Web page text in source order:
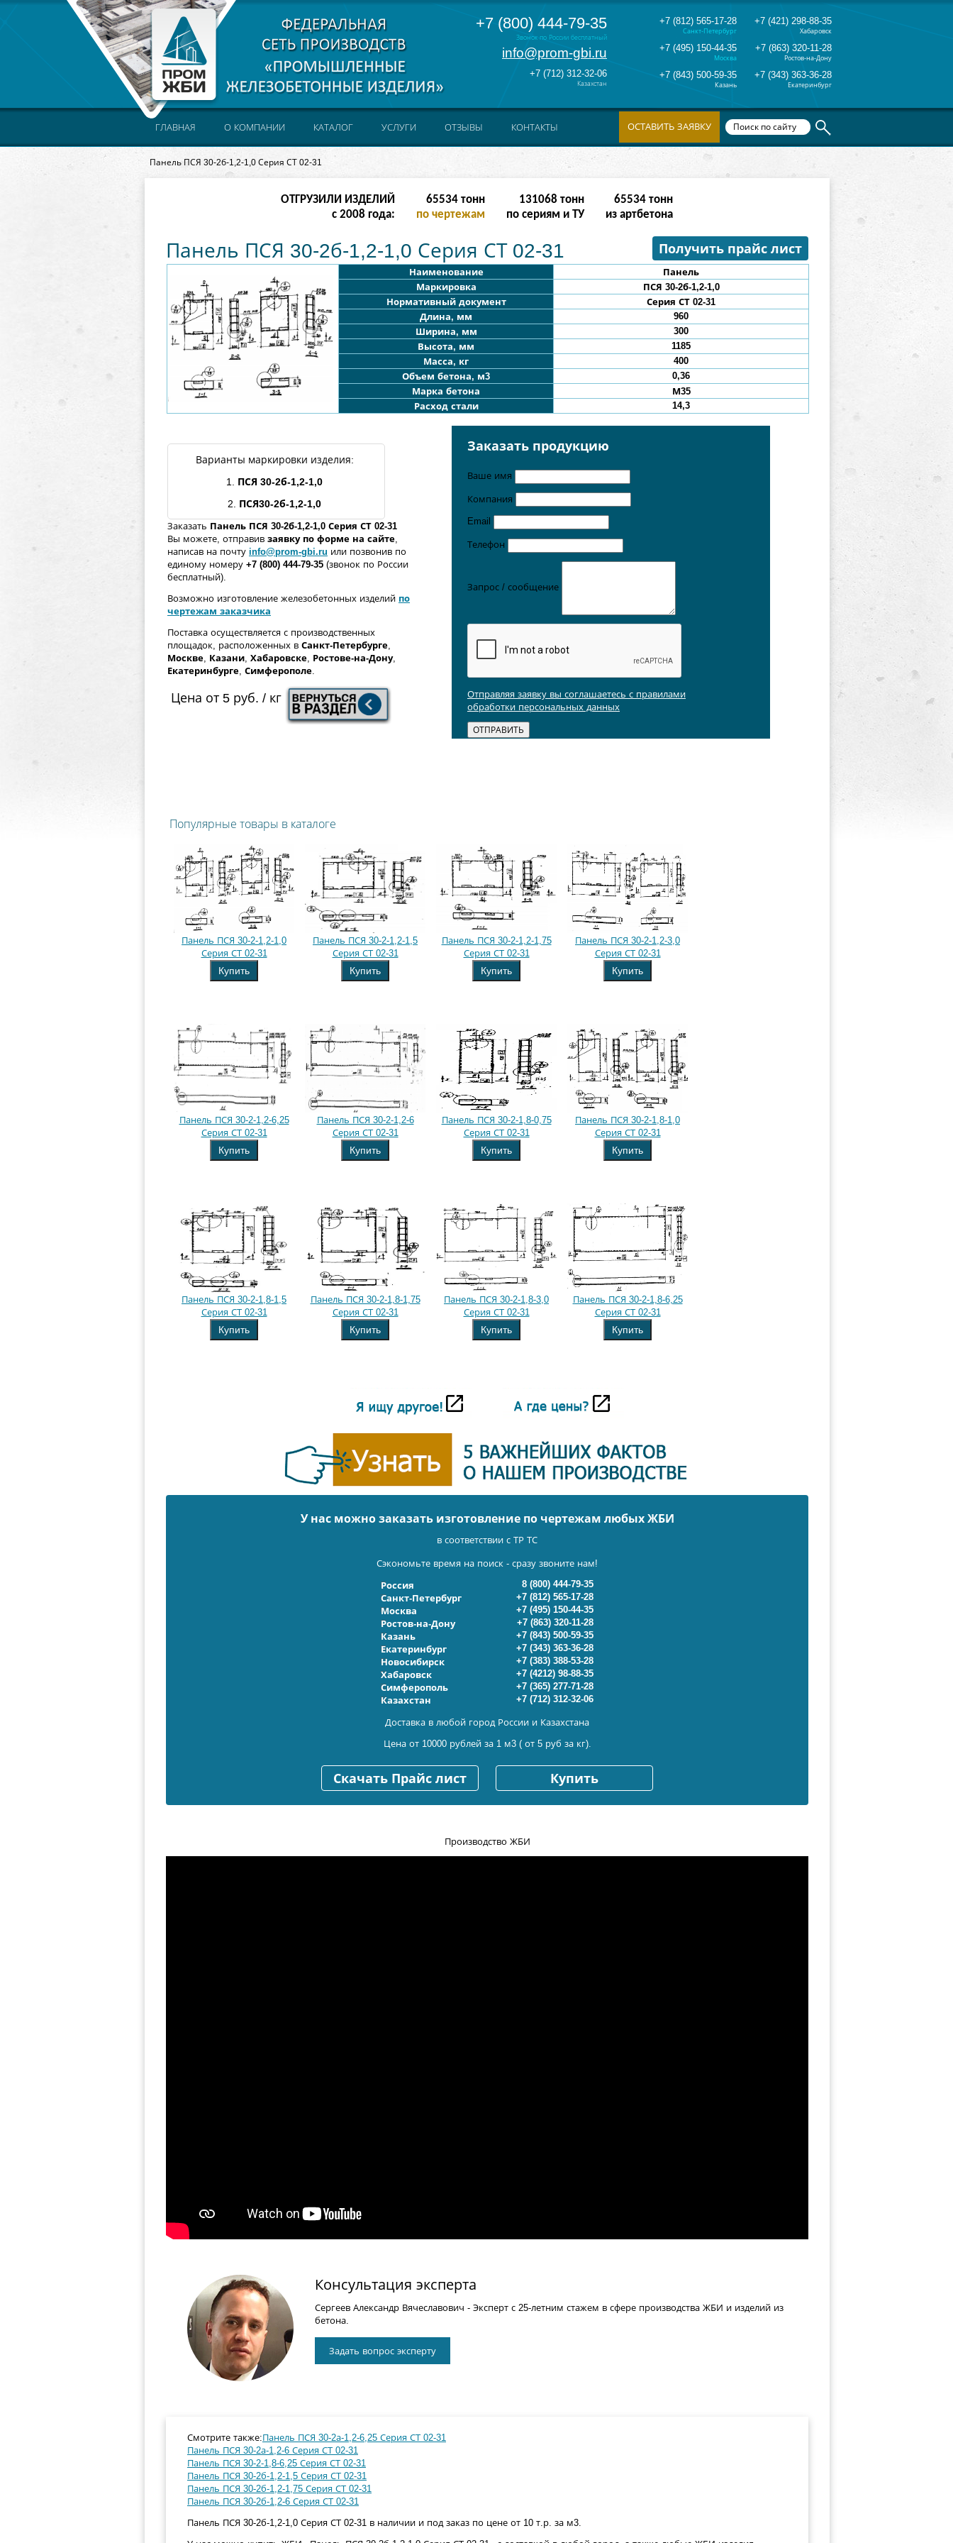
+7 (800) 444-79-35
Звонок по России бесплатный
info@prom-gbi.ru
+7 (712) 312-32-06
Казахстан
+7 (812) 565-17-28
Санкт-Петербург
+7 (421) 298-88-35
Хабаровск
+7 (495) 150-44-35
Москва
+7 (863) 320-11-28
Ростов-на-Дону
+7 (843) 500-59-35
Казань
+7 (343) 363-36-28
Екатеринбург
Панель ПСЯ 30-2б-1,2-1,0 Серия СТ 02-31
ГЛАВНАЯ О КОМПАНИИ КАТАЛОГ УСЛУГИ ОТЗЫВЫ КОНТАКТЫ ОСТАВИТЬ ЗАЯВКУ
ОТГРУЗИЛИ ИЗДЕЛИЙ
с 2008 года:
262142тонн
по чертежам
238342 тонн
по сериям и ТУ
262142тонн
из артбетона
Получить прайс лист
Панель ПСЯ 30-2б-1,2-1,0 Серия СТ 02-31
Наименование
Панель
Маркировка
ПСЯ 30-2б-1,2-1,0
Нормативный документ
Серия СТ 02-31
Длина, мм
960
Ширина, мм
300
Высота, мм
1185
Масса, кг
400
Объем бетона, м3
0,36
Марка бетона
М35
Расход стали
14,3
Варианты маркировки изделия:
1. ПСЯ 30-2б-1,2-1,0
2.
ПСЯ30-2б-1,2-1,0
Заказать Панель ПСЯ 30-2б-1,2-1,0 Серия СТ 02-31
Вы можете, отправив заявку по форме на сайте,
написав на почту info@prom-gbi.ru или позвонив по
единому номеру +7 (800) 444-79-35 (звонок по России
бесплатный).
Возможно изготовление железобетонных изделий по
чертежам заказчика
Поставка осуществляется с производственных
площадок, расположенных в Санкт-Петербурге,
Москве, Казани, Хабаровске, Ростове-на-Дону,
Екатеринбурге, Симферополе.
Цена от 5 руб. / кг
Заказать продукцию
Ваше имя
Компания
Email
Телефон
Запрос / сообщение
Отправляя заявку вы соглашаетесь с правилами
обработки персональных данных
Популярные товары в каталоге
Панель ПСЯ 30-2-1,2-1,0
Серия СТ 02-31
Купить
Панель ПСЯ 30-2-1,2-1,5
Серия СТ 02-31
Купить
Панель ПСЯ 30-2-1,2-1,75
Серия СТ 02-31
Купить
Панель ПСЯ 30-2-1,2-3,0
Серия СТ 02-31
Купить
Панель ПСЯ 30-2-1,2-6,25
Серия СТ 02-31
Купить
Панель ПСЯ 30-2-1,2-6
Серия СТ 02-31
Купить
Панель ПСЯ 30-2-1,8-0,75
Серия СТ 02-31
Купить
Панель ПСЯ 30-2-1,8-1,0
Серия СТ 02-31
Купить
Панель ПСЯ 30-2-1,8-1,5
Серия СТ 02-31
Купить
Панель ПСЯ 30-2-1,8-1,75
Серия СТ 02-31
Купить
Панель ПСЯ 30-2-1,8-3,0
Серия СТ 02-31
Купить
Панель ПСЯ 30-2-1,8-6,25
Серия СТ 02-31
Купить
У нас можно заказать изготовление по чертежам любых ЖБИ
в соответствии с ТР ТС
Сэкономьте время на поиск - сразу звоните нам!
Россия
8 (800) 444-79-35
Санкт-Петербург
+7 (812) 565-17-28
Москва
+7 (495) 150-44-35
Ростов-на-Дону
+7 (863) 320-11-28
Казань
+7 (843) 500-59-35
Екатеринбург
+7 (343) 363-36-28
Новосибирск
+7 (383) 388-53-28
Хабаровск
+7 (4212) 98-88-35
Симферополь
+7 (365) 277-71-28
Казахстан
+7 (712) 312-32-06
Доставка в любой город России и Казахстана
Цена от 10000 рублей за 1 м3 ( от 5 руб за кг).
Скачать Прайс лист Купить
Производство ЖБИ
Консультация эксперта
Сергеев Александр Вячеславович - Эксперт с 25-летним стажем в сфере производства ЖБИ и изделий из
бетона.
Задать вопрос эксперту
Смотрите также:Панель ПСЯ 30-2а-1,2-6,25 Серия СТ 02-31
Панель ПСЯ 30-2а-1,2-6 Серия СТ 02-31
Панель ПСЯ 30-2-1,8-6,25 Серия СТ 02-31
Панель ПСЯ 30-2б-1,2-1,5 Серия СТ 02-31
Панель ПСЯ 30-2б-1,2-1,75 Серия СТ 02-31
Панель ПСЯ 30-2б-1,2-6 Серия СТ 02-31
Панель ПСЯ 30-2б-1,2-1,0 Серия СТ 02-31 в наличии и под заказ по цене от 10 т.р. за м3.